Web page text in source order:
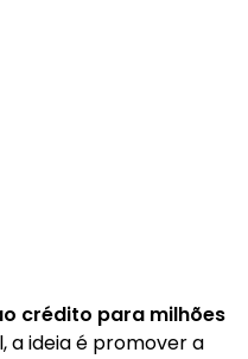
crédito para milhões
a ideia é promover a